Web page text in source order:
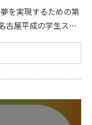
を実現するための第
古屋平成の学生スタ
？実習は大変なの
ましょう
皆さまの
日時
特